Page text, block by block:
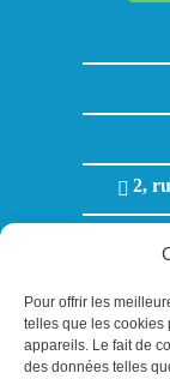
Pour offrir les
telles que les cookies
appareils. Le fait de
des données telles
2,